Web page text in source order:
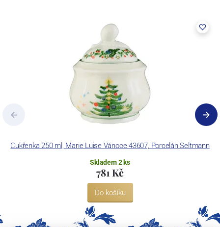
Cukřenka 250 ml, Marie Luise Vánoce 43607, Porcelán Seltmann
Skladem 2 ks
781 Kč
Do košíku